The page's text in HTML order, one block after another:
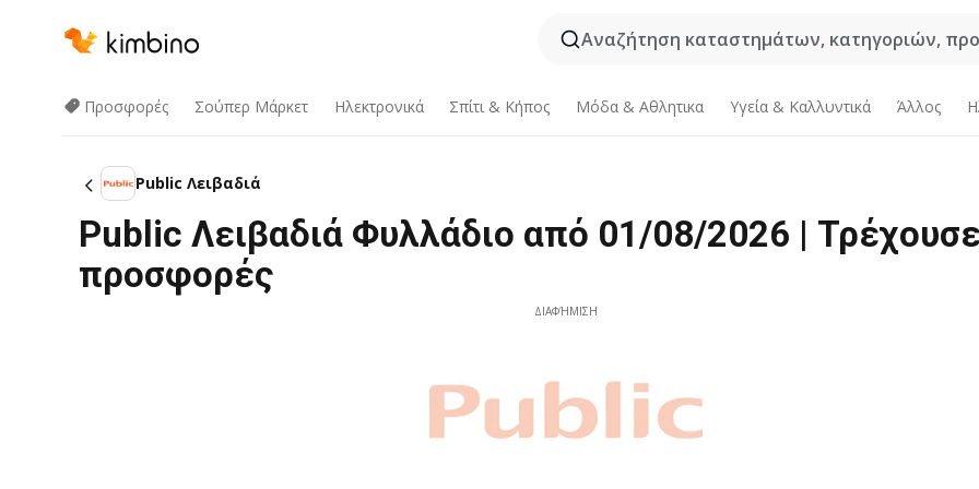
Αναζήτηση καταστημάτων, κατηγοριών,
Προσφορές Σούπερ Μάρκετ Hλεκτρονικά Σπίτι & Κήπος Μόδα & Aθλητικα Υγεία & Καλλυντικά Άλλος
Public Λειβαδιά
Public Λειβαδιά Φυλλάδιο από 01/08/2026 |
προσφορές
ΔΙΑΦΉΜΙΣΗ